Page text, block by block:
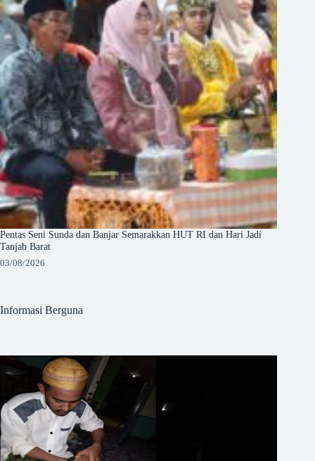
Pentas Seni Sunda dan Banjar Semarakkan HUT RI dan Hari Jadi
Tanjab Barat
03/08/2026
Informasi Berguna